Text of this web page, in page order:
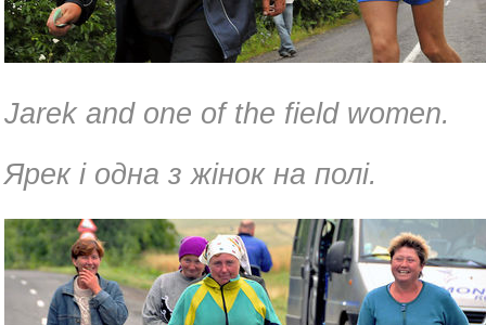
Jarek and one of the field women.
Ярек і одна з жінок на полі.